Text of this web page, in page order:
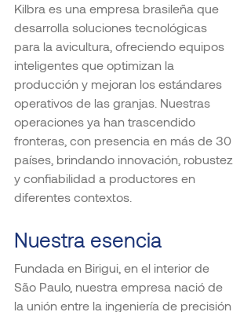
Kilbra es una empresa brasileña que
desarrolla soluciones tecnológicas
para la avicultura, ofreciendo equipos
inteligentes que optimizan la
producción y mejoran los estándares
operativos de las granjas. Nuestras
operaciones ya han trascendido
fronteras, con presencia en más de 30
países, brindando innovación, robustez
y confiabilidad a productores en
diferentes contextos.
Nuestra esencia
Fundada en Birigui, en el interior de
São Paulo, nuestra empresa nació de
la unión entre la ingeniería de precisión